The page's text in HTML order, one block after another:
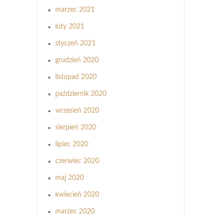
marzec 2021
luty 2021
styczeń 2021
grudzień 2020
listopad 2020
październik 2020
wrzesień 2020
sierpień 2020
lipiec 2020
czerwiec 2020
maj 2020
kwiecień 2020
marzec 2020